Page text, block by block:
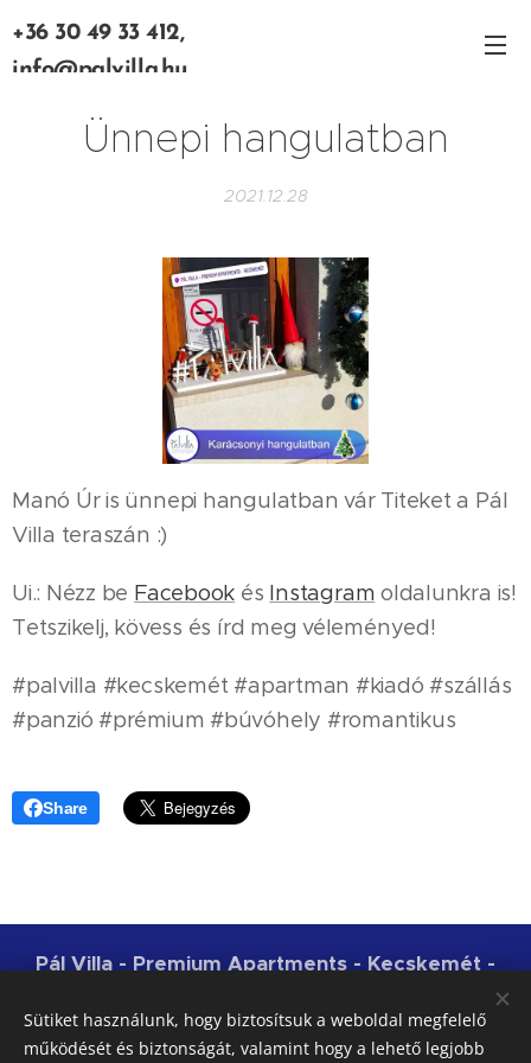
+36 30 49 33 412,
info@palvilla.hu
Ünnepi hangulatban
2021.12.28
Manó Úr is ünnepi hangulatban vár Titeket a Pál
Villa teraszán :)
Ui.: Nézz be Facebook és Instagram oldalunkra is!
Tetszikelj, kövess és írd meg véleményed!
#palvilla #kecskemét #apartman #kiadó #szállás
#panzió #prémium #búvóhely #romantikus
Share
Pál Villa - Premium Apartments - Kecskemét -
Az adatkezelési elveinket, az általános szerződési
Sütiket használunk, hogy biztosítsuk a weboldal megfelelő
működését és biztonságát, valamint hogy a lehető legjobb